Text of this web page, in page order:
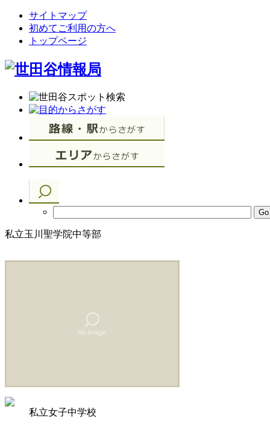
サイトマップ
初めてご利用の方へ
トップページ
私立玉川聖学院中等部
私立女子中学校